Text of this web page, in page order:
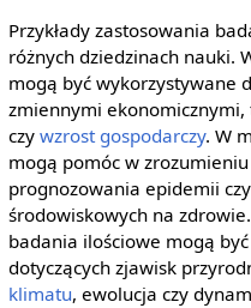
Przykłady zastosowania
różnych dziedzinach nauki.
mogą być wykorzystywane
zmiennymi
czy wzrost gospodarczy. W
mogą pomóc w
prognozowania epidemii
środowiskowych na
badania ilościowe mogą
dotyczących zjawisk
klimatu, ewolucja czy